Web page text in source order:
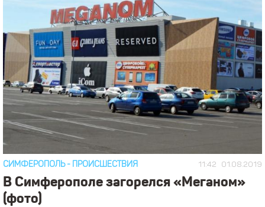
11:42 01.08.2019
СИМФЕРОПОЛЬ- ПРОИСШЕСТВИЯ
В Симферополе загорелся «Меганом»
(фото)